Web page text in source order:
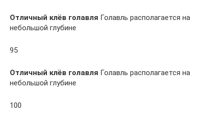
Отличный клёв голавля Голавль располагается на
небольшой глубине
95
Отличный клёв голавля Голавль располагается на
небольшой глубине
100